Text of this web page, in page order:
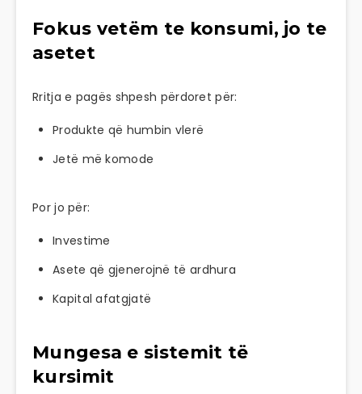
Fokus vetëm te konsumi, jo te
asetet
Rritja e pagës shpesh përdoret për:
Produkte që humbin vlerë
Jetë më komode
Por jo për:
Investime
Asete që gjenerojnë të ardhura
Kapital afatgjatë
Mungesa e sistemit të
kursimit